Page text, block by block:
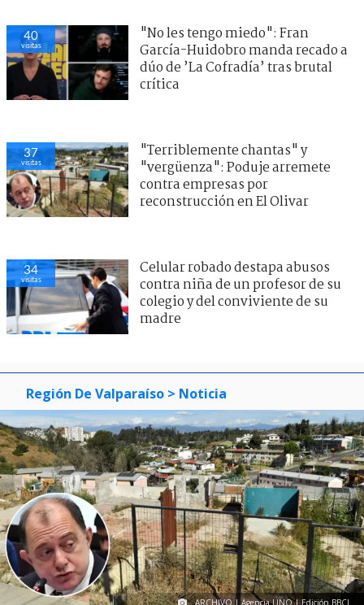
40
visitas
"No les tengo miedo": Fran
García-Huidobro manda recado a
dúo de ’La Cofradía’ tras brutal
crítica
37
visitas
"Terriblemente chantas" y
"vergüenza": Poduje arremete
contra empresas por
reconstrucción en El Olivar
34
visitas
Celular robado destapa abusos
contra niña de un profesor de su
colegio y del conviviente de su
madre
Región De Valparaíso > Noticia